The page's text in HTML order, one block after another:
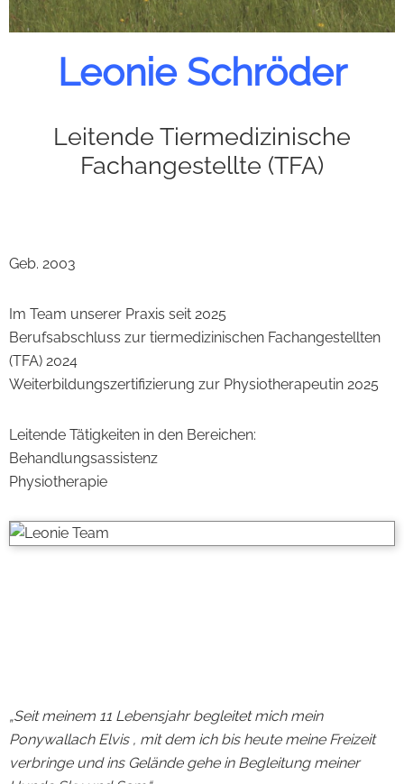
Leonie Schröder
Leitende Tiermedizinische
Fachangestellte (TFA)
Geb. 2003
Im Team unserer Praxis seit 2025
Berufsabschluss zur tiermedizinischen Fachangestellten
(TFA) 2024
Weiterbildungszertifizierung zur Physiotherapeutin 2025
Leitende Tätigkeiten in den Bereichen:
Behandlungsassistenz
Physiotherapie
„Seit meinem 11 Lebensjahr begleitet mich mein
Ponywallach Elvis , mit dem ich bis heute meine Freizeit
verbringe und ins Gelände gehe in Begleitung meiner